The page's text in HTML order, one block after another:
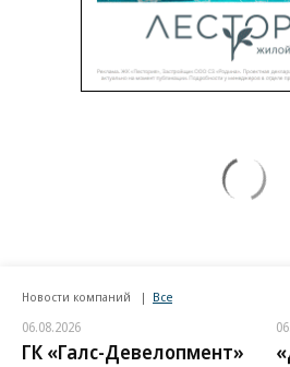
Новости компаний Все
06.08.2026
ГК «Галс-Девелопмент»